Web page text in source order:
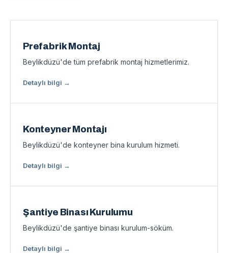
Prefabrik Montaj
Beylikdüzü'de tüm prefabrik montaj hizmetlerimiz.
Detaylı bilgi →
Konteyner Montajı
Beylikdüzü'de konteyner bina kurulum hizmeti.
Detaylı bilgi →
Şantiye Binası Kurulumu
Beylikdüzü'de şantiye binası kurulum-söküm.
Detaylı bilgi →